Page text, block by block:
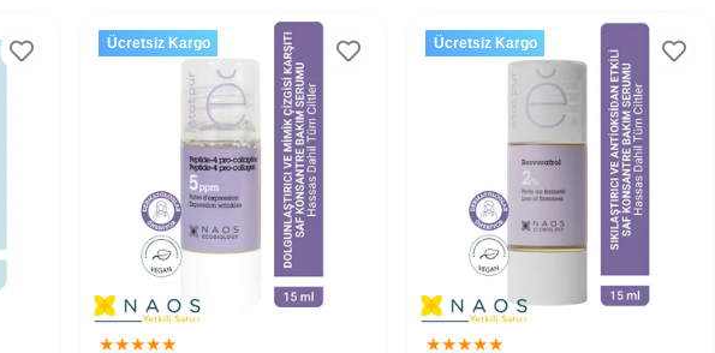
★★★★★
Ücretsiz Kargo
★★★★★
Ücretsiz Kargo